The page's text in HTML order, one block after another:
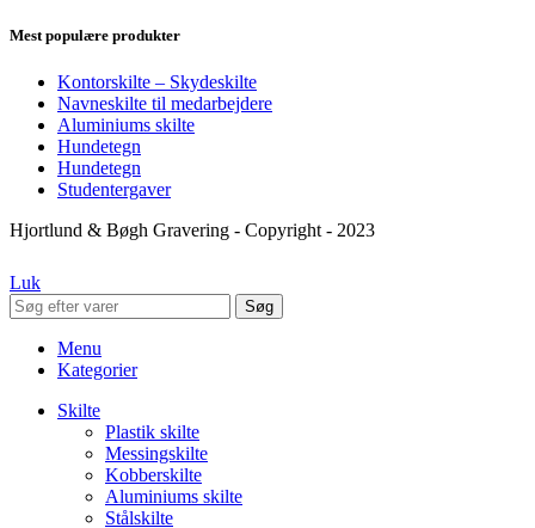
Mest populære produkter
Kontorskilte – Skydeskilte
Navneskilte til medarbejdere
Aluminiums skilte
Hundetegn
Hundetegn
Studentergaver
Hjortlund & Bøgh Gravering - Copyright - 2023
Luk
Søg
Menu
Kategorier
Skilte
Plastik skilte
Messingskilte
Kobberskilte
Aluminiums skilte
Stålskilte